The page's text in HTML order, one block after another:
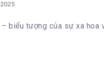
biểu tượng của sự xa hoa